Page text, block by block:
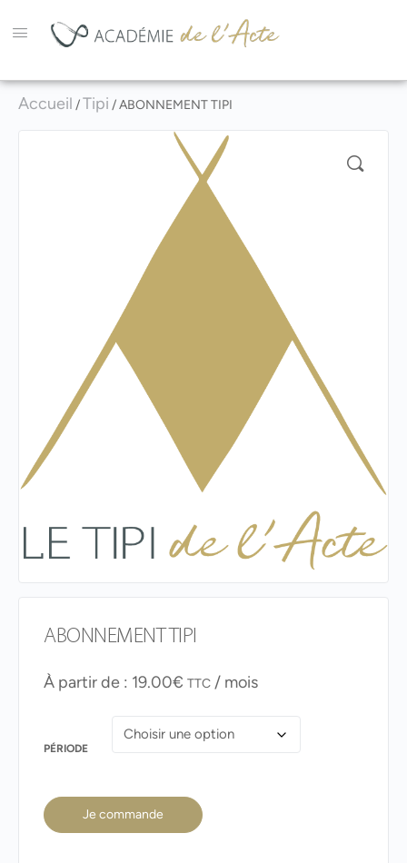
Accueil /Tipi / ABONNEMENT TIPI
ABONNEMENT TIPI
À partir de : 19.00€ TTC / mois
PÉRIODE
Je commande